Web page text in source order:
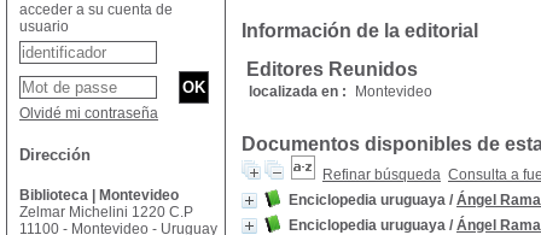
Información de la editorial
Editores Reunidos
localizada en : Montevideo
Documentos disponibles de
Refinar búsqueda Consulta a
Enciclopedia uruguaya / Ángel Rama
Enciclopedia uruguaya / Ángel Rama
acceder a su cuenta de
usuario
Olvidé mi contraseña
Dirección
Biblioteca | Montevideo
Zelmar Michelini 1220 C.P
11100 - Montevideo - Uruguay